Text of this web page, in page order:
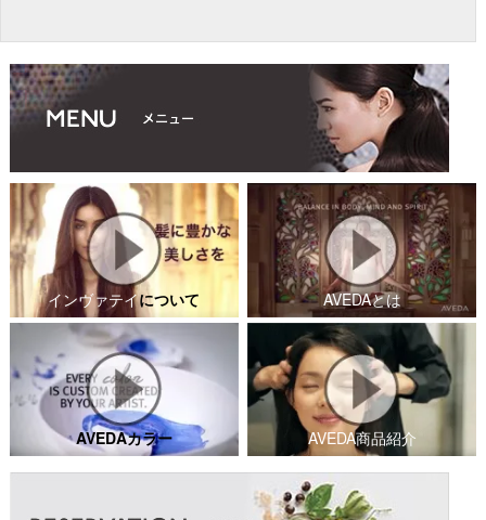
インヴァテイについて AVEDAとは
AVEDAカラー AVEDA商品紹介